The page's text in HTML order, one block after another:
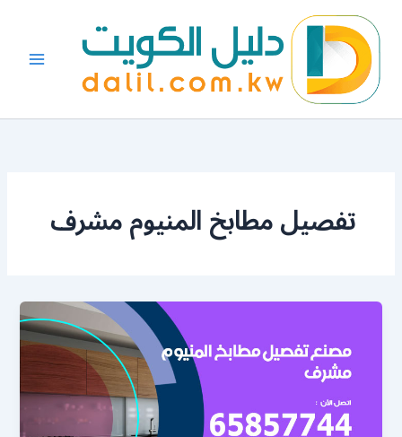
المحتوى
تفصيل مطابخ المنيوم مشرف